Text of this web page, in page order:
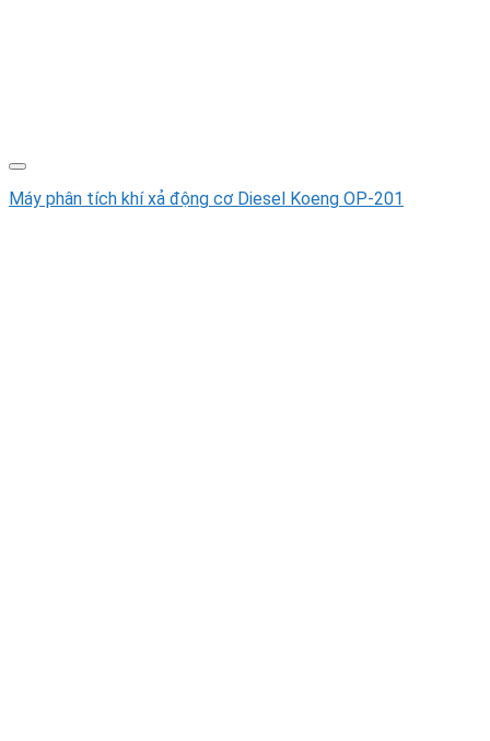
Máy phân tích khí xả động cơ Diesel Koeng OP-201